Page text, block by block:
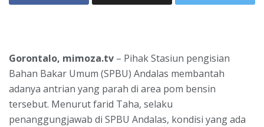
Gorontalo, mimoza.tv – Pihak Stasiun pengisian
Bahan Bakar Umum (SPBU) Andalas membantah
adanya antrian yang parah di area pom bensin
tersebut. Menurut farid Taha, selaku
penanggungjawab di SPBU Andalas, kondisi yang ada